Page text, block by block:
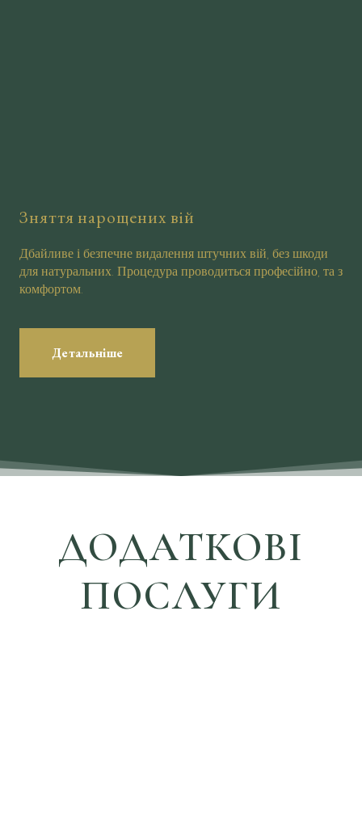
Зняття нарощених вій
Дбайливе і безпечне видалення штучних вій, без шкоди
для натуральних. Процедура проводиться професійно, та з
комфортом.
Детальніше
ДОДАТКОВІ
ПОСЛУГИ